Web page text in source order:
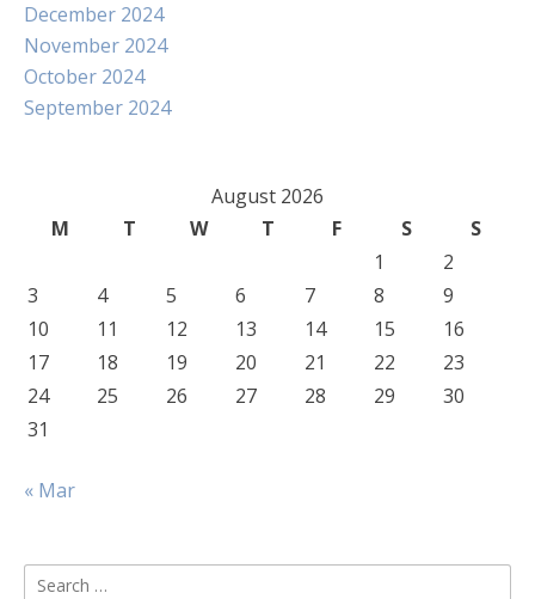
December 2024
November 2024
October 2024
September 2024
August 2026
M
T W T F S
S
1
2
3
4 5 6 7 8
9
10
11 12 13 14 15
16
17
18 19 20 21 22
23
24
25 26 27 28 29
30
31
« Mar
Search